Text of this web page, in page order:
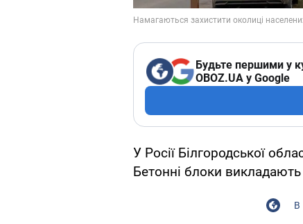
Будьте першими у
OBOZ.UA у Google
У Росії Білгородської
Бетонні блоки викладають